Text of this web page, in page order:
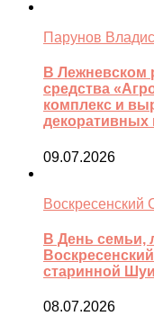
Парунов
В Лежневском
средства
комплекс и
декоративных
09.07.2026
Воскресенский
В День семьи,
старинной Шуи
08.07.2026